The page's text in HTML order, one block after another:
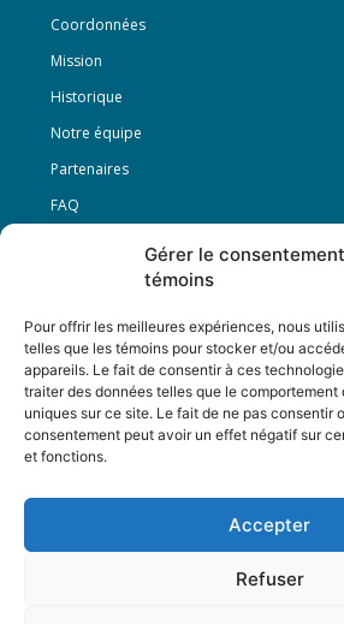
Gérer le
témoins
Pour offrir les meilleures expériences, nous
telles que les témoins pour stocker et/ou
appareils. Le fait de consentir à ces
traiter des données telles que le comportement
uniques sur ce site. Le fait de ne pas consentir
consentement peut avoir un effet négatif sur
et fonctions.
Accepter
Refuser
Coordonnées
Mission
Historique
Notre équipe
Partenaires
FAQ
Conditions générales
Nous Suivre
Contactez-nous :
12-3894 rue Sainte-Catherine Est,